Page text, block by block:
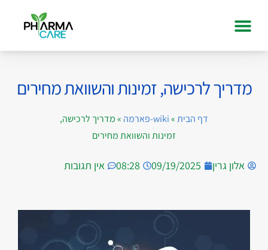
מדריך לרכישה, זמינות והשוואת מחירים
דף הבית»wiki-פארמה »מדריך לרכישה,
זמינות והשוואת מחירים
אלון גרין 09/19/2025
08:28 אין תגובות